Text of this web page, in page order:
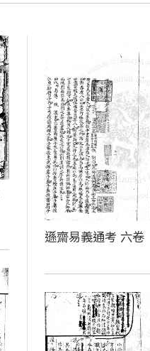
遜齋易義通考 六卷